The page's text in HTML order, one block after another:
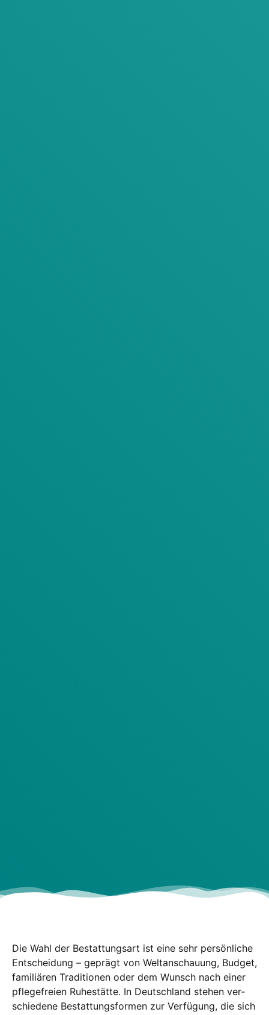
Die Wahl der Bestat­tungs­art ist eine sehr per­sön­li­che
Ent­schei­dung – geprägt von Welt­an­schau­ung, Bud­get,
fami­liä­ren Tra­di­tio­nen oder dem Wunsch nach einer
pfle­ge­frei­en Ruhe­stät­te. In Deutsch­land ste­hen ver­
schie­de­ne Bestat­tungs­for­men zur Ver­fü­gung, die sich